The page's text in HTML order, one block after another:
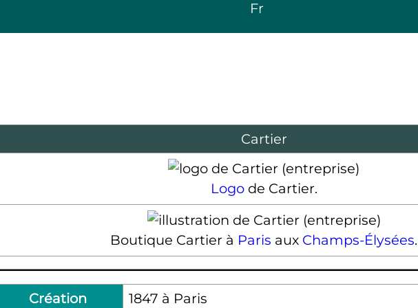
Fr
Cartier
Logode Cartier.
Boutique Cartier à Paris aux Champs-Élysées.
Création
1847 à Paris